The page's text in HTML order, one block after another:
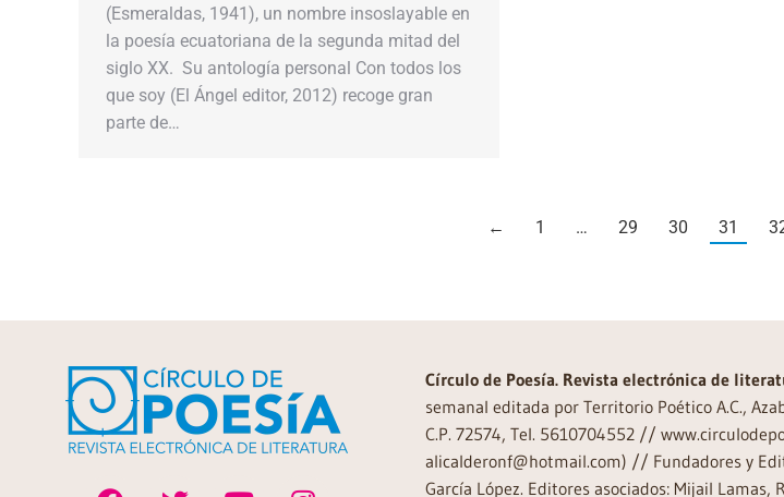
(Esmeraldas, 1941), un nombre insoslayable en
la poesía ecuatoriana de la segunda mitad del
siglo XX. Su antología personal Con todos los
que soy (El Ángel editor, 2012) recoge gran
parte de…
← 1 … 29 30 31
Círculo de Poesía. Revista electrónica de
semanal editada por Territorio Poético A.C.,
C.P. 72574, Tel. 5610704552 //
alicalderonf@hotmail.com) // Fundadores y
García López. Editores asociados: Mijail